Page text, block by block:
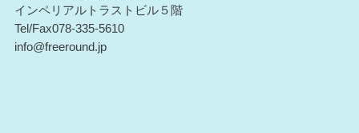
インペリアルトラストビル５階
Tel/Fax078-335-5610
info@freeround.jp